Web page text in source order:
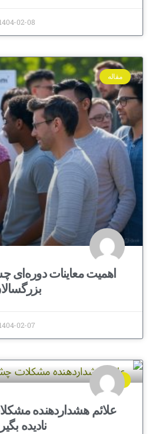
1404-02-08
مقاله
اهمیت معاینات دوره‌ای
1404-02-07
مقاله
علائم هشداردهنده
نادیده